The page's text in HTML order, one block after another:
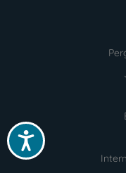
Acessibilidade